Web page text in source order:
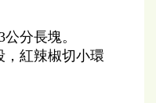
分長塊。
，紅辣椒切小環